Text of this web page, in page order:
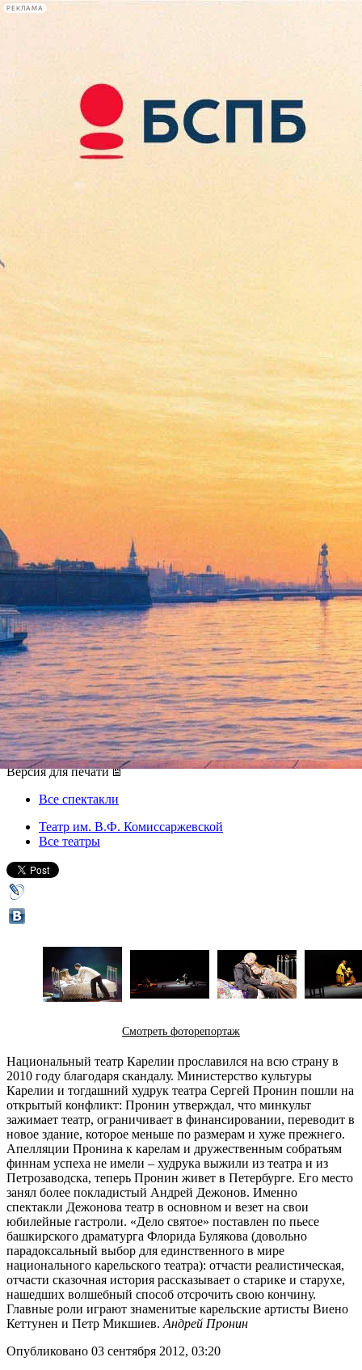
РЕКЛАМА
Сегодня:
2026.08.08
21:39
Афиша Plus
Дело святое. Гастроли
национального театра
Карелии
06 сентября 2012, четверг,19.00
Версия для печати
Все спектакли
Театр им. В.Ф. Комиссаржевской
Все театры
Смотреть фоторепортаж
Национальный театр Карелии прославился на всю страну в
2010 году благодаря скандалу. Министерство культуры
Карелии и тогдашний худрук театра Сергей Пронин пошли на
открытый конфликт: Пронин утверждал, что минкульт
зажимает театр, ограничивает в финансировании, переводит в
новое здание, которое меньше по размерам и хуже прежнего.
Апелляции Пронина к карелам и дружественным собратьям
финнам успеха не имели – худрука выжили из театра и из
Петрозаводска, теперь Пронин живет в Петербурге. Его место
занял более покладистый Андрей Дежонов. Именно
спектакли Дежонова театр в основном и везет на свои
юбилейные гастроли. «Дело святое» поставлен по пьесе
башкирского драматурга Флорида Булякова (довольно
парадоксальный выбор для единственного в мире
национального карельского театра): отчасти реалистическая,
отчасти сказочная история рассказывает о старике и старухе,
нашедших волшебный способ отсрочить свою кончину.
Главные роли играют знаменитые карельские артисты Виено
Кеттунен и Петр Микшиев. Андрей Пронин
Опубликовано 03 сентября 2012, 03:20